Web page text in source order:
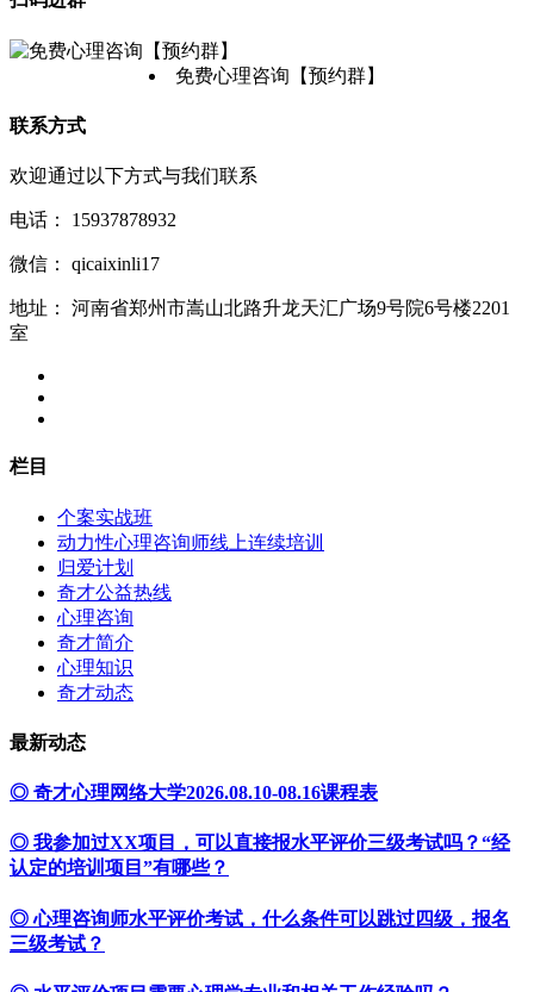
免费心理咨询【预约群】
联系方式
欢迎通过以下方式与我们联系
电话： 15937878932
微信： qicaixinli17
地址：
河南省郑州市嵩山北路升龙天汇广场9号院6号楼2201
室
栏目
个案实战班
动力性心理咨询师线上连续培训
归爱计划
奇才公益热线
心理咨询
奇才简介
心理知识
奇才动态
最新动态
◎ 奇才心理网络大学2026.08.10-08.16课程表
◎ 我参加过XX项目，可以直接报水平评价三级考试吗？“经
认定的培训项目”有哪些？
◎ 心理咨询师水平评价考试，什么条件可以跳过四级，报名
三级考试？